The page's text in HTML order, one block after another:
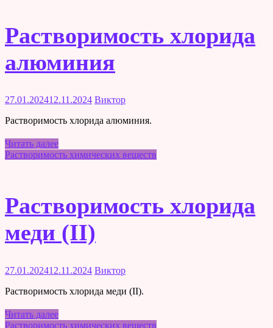
Растворимость хлорида
алюминия
27.01.202412.11.2024 Виктор
Растворимость хлорида алюминия.
Читать далее
Растворимость химических веществ
Растворимость хлорида
меди (II)
27.01.202412.11.2024 Виктор
Растворимость хлорида меди (II).
Читать далее
Растворимость химических веществ